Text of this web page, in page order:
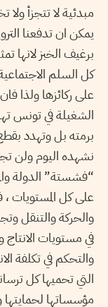
مبدئية لا تتجزأ
يمكن ان تدفعنا
برغيف الخبز لانها
كل السلم
على ركائزها ولذا
الشغيلة في تونس
برمته بل وتهدد
نشهده اليوم ولن
“فشستة” الدولة
على كل المستويات ،
والحركة والتنقل
في مستويات
والتحكم في تكلفة
التي تحميها كل
مؤسساتها لحمايتها